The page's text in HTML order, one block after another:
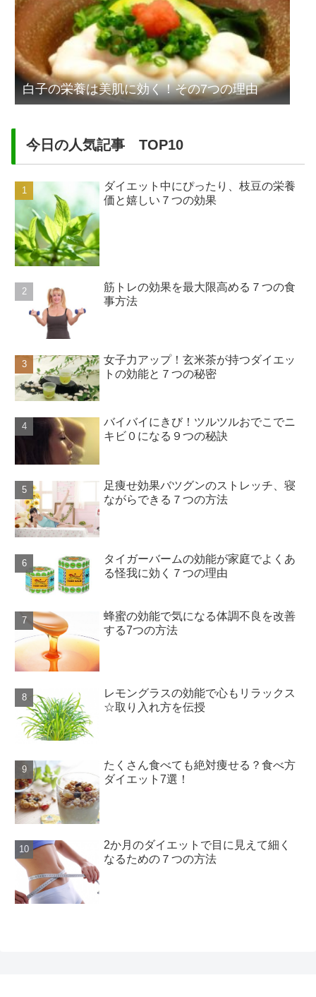
白子の栄養は美肌に効く！その7つの理由
今日の人気記事 TOP10
ダイエット中にぴったり、枝豆の栄養
価と嬉しい７つの効果
筋トレの効果を最大限高める７つの食
事方法
女子力アップ！玄米茶が持つダイエッ
トの効能と７つの秘密
バイバイにきび！ツルツルおでこでニ
キビ０になる９つの秘訣
足痩せ効果バツグンのストレッチ、寝
ながらできる７つの方法
タイガーバームの効能が家庭でよくあ
る怪我に効く７つの理由
蜂蜜の効能で気になる体調不良を改善
する7つの方法
レモングラスの効能で心もリラックス
☆取り入れ方を伝授
たくさん食べても絶対痩せる？食べ方
ダイエット7選！
2か月のダイエットで目に見えて細く
なるための７つの方法